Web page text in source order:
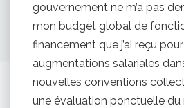
gouvernement ne m’a pas
mon budget global de
financement que j’ai reçu
augmentations salariales
nouvelles conventions
une évaluation ponctuelle du